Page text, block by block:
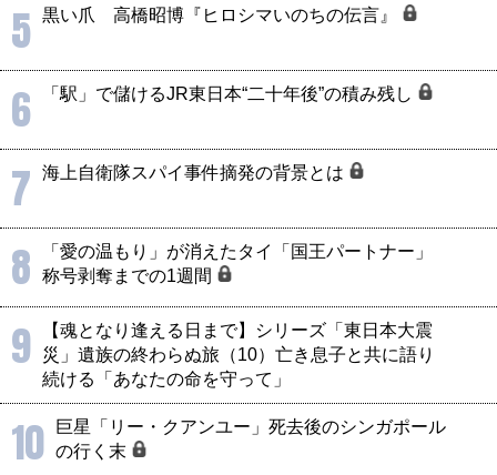
5 黒い爪 高橋昭博『ヒロシマいのちの伝言』
6 「駅」で儲けるJR東日本“二十年後”の積み残し
7 海上自衛隊スパイ事件摘発の背景とは
8
「愛の温もり」が消えたタイ「国王パートナー」
称号剥奪までの1週間
9
【魂となり逢える日まで】シリーズ「東日本大震
災」遺族の終わらぬ旅（10）亡き息子と共に語り
続ける「あなたの命を守って」
10
巨星「リー・クアンユー」死去後のシンガポール
の行く末